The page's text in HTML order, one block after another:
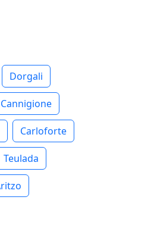
Dorgali
Cannigione
Carloforte
Teulada